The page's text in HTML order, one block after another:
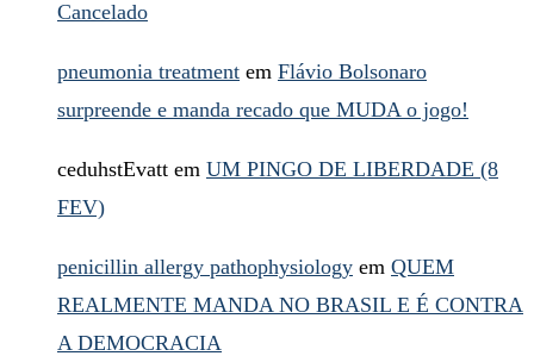
Cancelado
pneumonia treatment em Flávio Bolsonaro
surpreende e manda recado que MUDA o jogo!
ceduhstEvatt em UM PINGO DE LIBERDADE (8
FEV)
penicillin allergy pathophysiology em QUEM
REALMENTE MANDA NO BRASIL E É CONTRA
A DEMOCRACIA